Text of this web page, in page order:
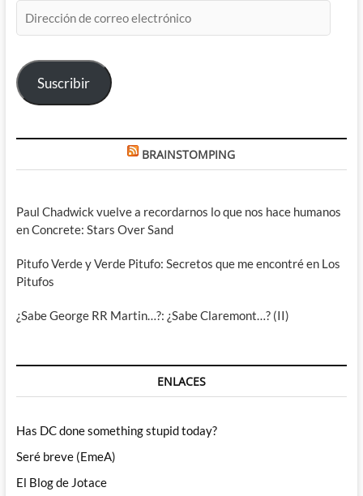
de
electrónico
Suscribir
BRAINSTOMPING
Paul Chadwick vuelve a recordarnos lo que nos hace humanos
en Concrete: Stars Over Sand
Pitufo Verde y Verde Pitufo: Secretos que me encontré en Los
Pitufos
¿Sabe George RR Martin…?: ¿Sabe Claremont…? (II)
ENLACES
Has DC done something stupid today?
Seré breve (EmeA)
El Blog de Jotace